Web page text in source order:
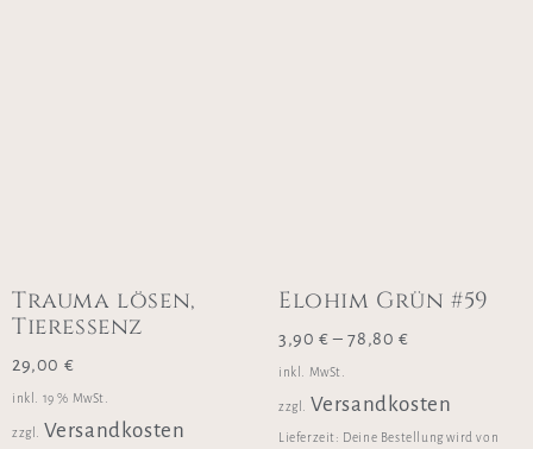
Trauma lösen,
Tieressenz
29,00 €
inkl. 19 % MwSt.
zzgl. Versandkosten
Elohim Grün #59
3,90 €–78,80€
inkl. MwSt.
zzgl. Versandkosten
Lieferzeit: Deine Bestellung wird von